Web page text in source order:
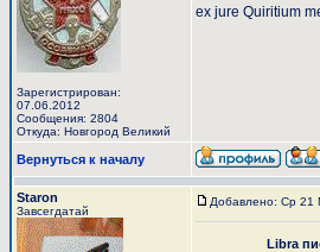
Зарегистрирован:
07.06.2012
Сообщения: 2804
Откуда: Новгород Великий
ex jure Quiritium
Вернуться к началу
Staron
Завсегдатай
Добавлено: Ср 21
Libra